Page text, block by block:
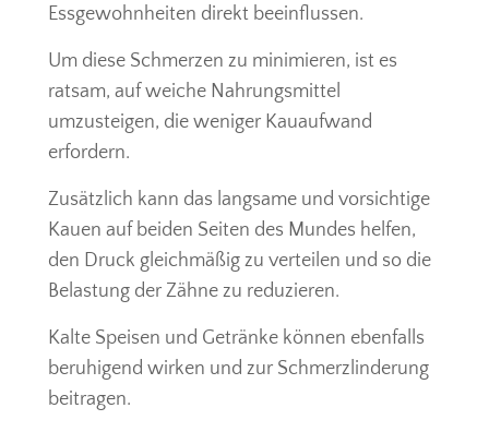
Essgewohnheiten direkt beeinflussen.
Um diese Schmerzen zu minimieren, ist es
ratsam, auf weiche Nahrungsmittel
umzusteigen, die weniger Kauaufwand
erfordern.
Zusätzlich kann das langsame und vorsichtige
Kauen auf beiden Seiten des Mundes helfen,
den Druck gleichmäßig zu verteilen und so die
Belastung der Zähne zu reduzieren.
Kalte Speisen und Getränke können ebenfalls
beruhigend wirken und zur Schmerzlinderung
beitragen.